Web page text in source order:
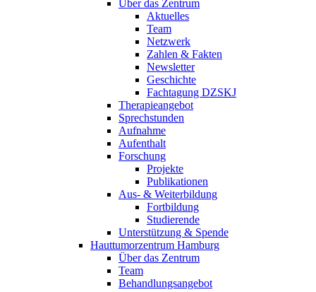
Über das Zentrum
Aktuelles
Team
Netzwerk
Zahlen & Fakten
Newsletter
Geschichte
Fachtagung DZSKJ
Therapieangebot
Sprechstunden
Aufnahme
Aufenthalt
Forschung
Projekte
Publikationen
Aus- & Weiterbildung
Fortbildung
Studierende
Unterstützung & Spende
Hauttumorzentrum Hamburg
Über das Zentrum
Team
Behandlungsangebot